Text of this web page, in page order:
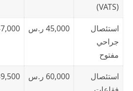
(VATS)
استئصال
جراحي
مفتوح
45,000 ر.س
استئصال
60,000 ر.س